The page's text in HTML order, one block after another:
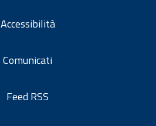
Accessibilità
Comunicati
Feed RSS